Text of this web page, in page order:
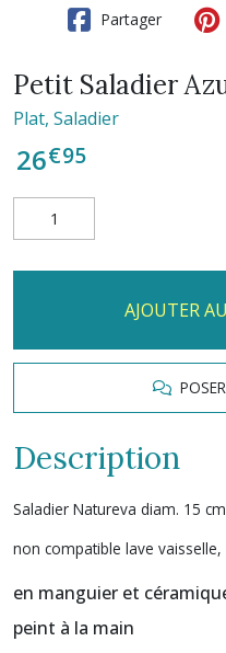
Partager
Petit Saladier
Plat, Saladier
26€95
AJOUTER
Description
Saladier Natureva diam. 15 cm
non compatible lave
en manguier et
peint à la main